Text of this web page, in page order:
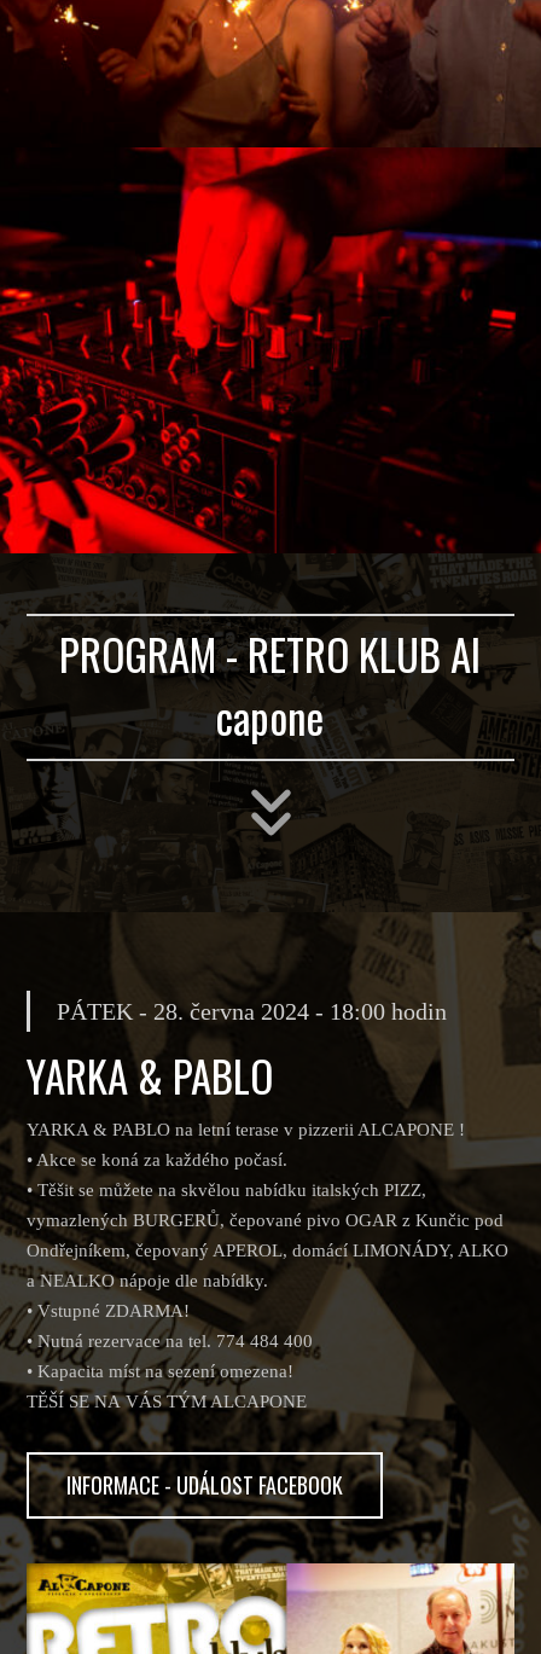
PROGRAM - RETRO KLUB Al
capone
PÁTEK - 28. června 2024 - 18:00 hodin
YARKA & PABLO
YARKA & PABLO na letní terase v pizzerii ALCAPONE !
• Akce se koná za každého počasí.
• Těšit se můžete na skvělou nabídku italských PIZZ,
vymazlených BURGERŮ, čepované pivo OGAR z Kunčic pod
Ondřejníkem, čepovaný APEROL, domácí LIMONÁDY, ALKO
a NEALKO nápoje dle nabídky.
• Vstupné ZDARMA!
• Nutná rezervace na tel. 774 484 400
• Kapacita míst na sezení omezena!
TĚŠÍ SE NA VÁS TÝM ALCAPONE
INFORMACE - UDÁLOST FACEBOOK